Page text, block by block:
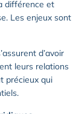
différence et
Les enjeux sont
d’avoir
leurs relations
précieux qui